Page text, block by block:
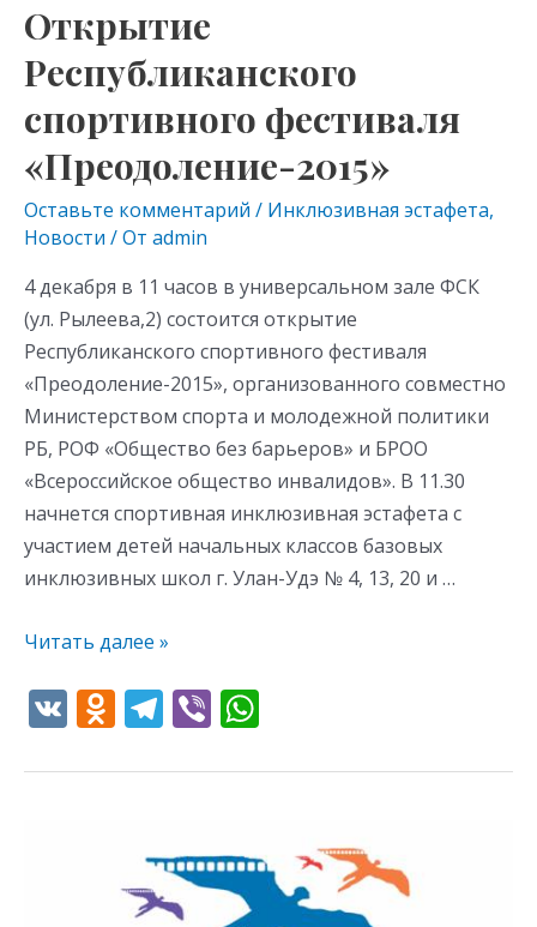
Открытие
Республиканского
спортивного фестиваля
«Преодоление-2015»
Оставьте комментарий / Инклюзивная эстафета,
Новости / От admin
4 декабря в 11 часов в универсальном зале ФСК
(ул. Рылеева,2) состоится открытие
Республиканского спортивного фестиваля
«Преодоление-2015», организованного совместно
Министерством спорта и молодежной политики
РБ, РОФ «Общество без барьеров» и БРОО
«Всероссийское общество инвалидов». В 11.30
начнется спортивная инклюзивная эстафета с
участием детей начальных классов базовых
инклюзивных школ г. Улан-Удэ № 4, 13, 20 и …
Читать далее »
V
K
O
d
n
as
T
el
e
a
m
Vi
b
er at
A
p
Республиканский
кинофестиваль